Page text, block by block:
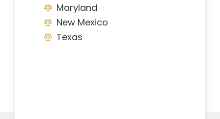
Maryland
New Mexico
Texas